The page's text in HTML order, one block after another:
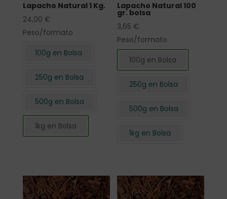
Lapacho Natural 1 Kg.
24,00 €
Peso/formato
100g en Bolsa
250g en Bolsa
500g en Bolsa
1kg en Bolsa
Lapacho Natural 100
gr. bolsa
3,65 €
Peso/formato
100g en Bolsa
250g en Bolsa
500g en Bolsa
1kg en Bolsa